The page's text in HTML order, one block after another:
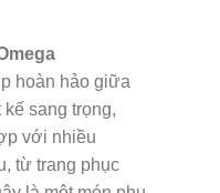
hoàn hảo giữa
sang trọng,
với nhiều
từ trang phục